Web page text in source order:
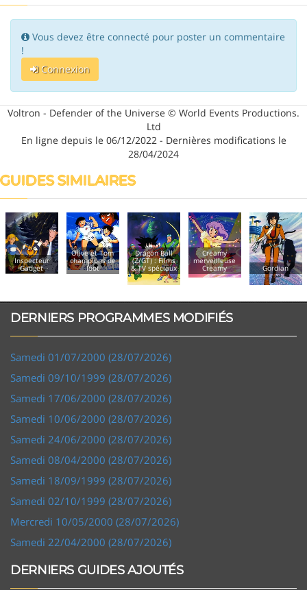
Vous devez être connecté pour poster un commentaire
!
Connexion
Voltron - Defender of the Universe © World Events Productions.
Ltd
En ligne depuis le 06/12/2022 - Dernières modifications le
28/04/2024
GUIDES SIMILAIRES
Inspecteur
Gadget
Olive et Tom
champions de
foot
Dragon Ball
(Z/GT) : Films
& TV spéciaux
Creamy
merveilleuse
Creamy Gordian
DERNIERS PROGRAMMES MODIFIÉS
Samedi 01/07/2000 (28/07/2026)
Samedi 09/10/1999 (28/07/2026)
Samedi 17/06/2000 (28/07/2026)
Samedi 10/06/2000 (28/07/2026)
Samedi 24/06/2000 (28/07/2026)
Samedi 08/04/2000 (28/07/2026)
Samedi 18/09/1999 (28/07/2026)
Samedi 02/10/1999 (28/07/2026)
Mercredi 10/05/2000 (28/07/2026)
Samedi 22/04/2000 (28/07/2026)
DERNIERS GUIDES AJOUTÉS